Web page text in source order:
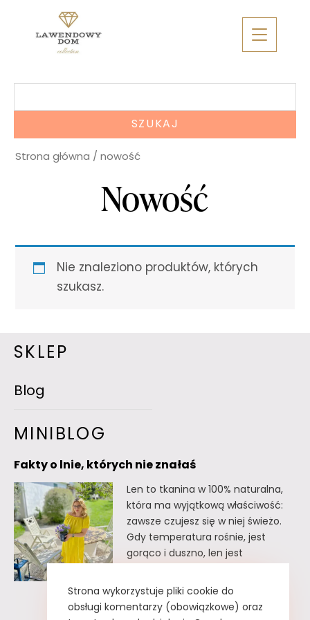
Strona główna / nowość
Nowość
Nie znaleziono produktów, których
szukasz.
SKLEP
Blog
MINIBLOG
Fakty o lnie, których nie znałaś
Len to tkanina w 100% naturalna,
która ma wyjątkową właściwość:
zawsze czujesz się w niej świeżo.
Gdy temperatura rośnie, jest
gorąco i duszno, len jest
faktów o lnie, których
prawdopodobnie nie znałaś. Fakty
o lnie, których nie znałaś Lnu nie
Strona wykorzystuje pliki cookie do
obsługi komentarzy (obowiązkowe) oraz